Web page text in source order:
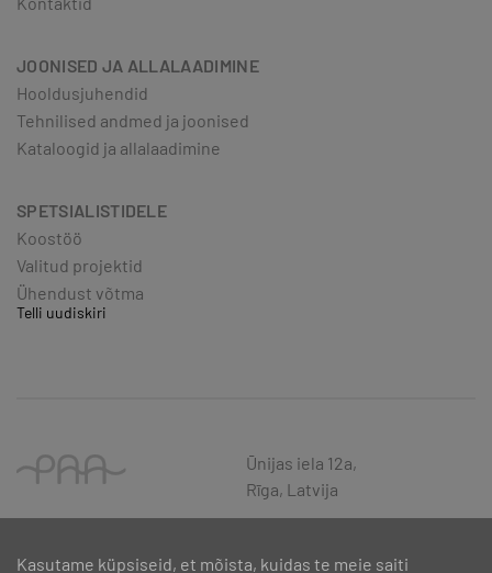
JOONISED JA ALLALAADIMINE
Hooldusjuhendid
Tehnilised andmed ja joonised
Kataloogid ja allalaadimine
SPETSIALISTIDELE
Koostöö
Valitud projektid
Ühendust võtma
Telli uudiskiri
Ūnijas iela 12a,
Rīga, Latvija
Kasutame küpsiseid, et mõista, kuidas te meie saiti